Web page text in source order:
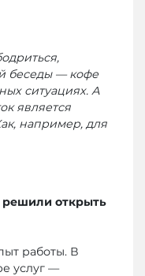
беседы — кофе
ситуациях. А
является
например, для
решили открыть
работы. В
услуг —